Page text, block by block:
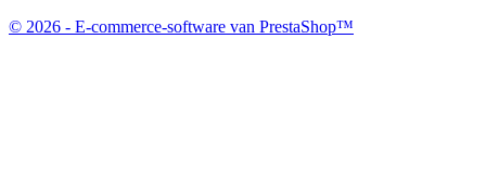
© 2026 - E-commerce-software van PrestaShop™